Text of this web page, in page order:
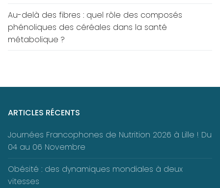
Au-delà des fibres : quel rôle des composés
phénoliques des céréales dans la santé
métabolique ?
ARTICLES RÉCENTS
Journées Francophones de Nutrition 2026 à Lille ! Du
04 au 06 Novembre
Obésité : des dynamiques mondiales à deux
vitesses